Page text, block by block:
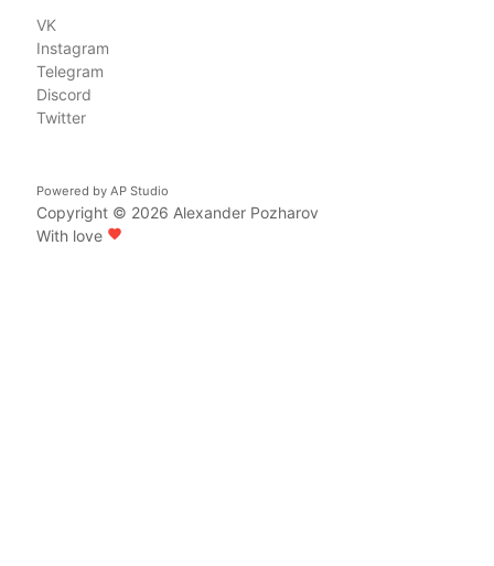
VK
Instagram
Telegram
Discord
Twitter
Powered by AP Studio
Copyright © 2026 Alexander Pozharov
With love favorite